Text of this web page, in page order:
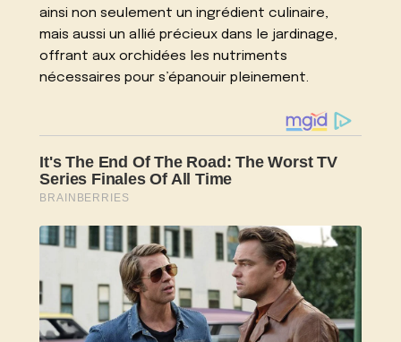
ainsi non seulement un ingrédient culinaire,
mais aussi un allié précieux dans le jardinage,
offrant aux orchidées les nutriments
nécessaires pour s’épanouir pleinement.